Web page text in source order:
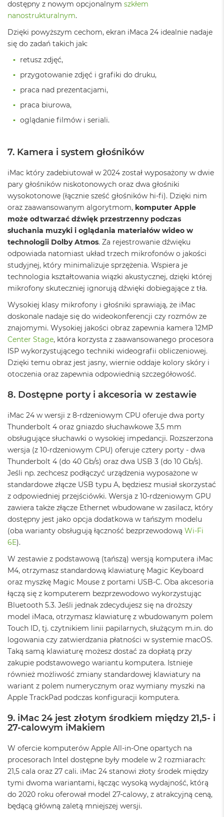
A
r
M
4
M
c
o
o
A
3
M
a
c
o
o
k
A
r
M
2
a
B
o
o
k
i
r
3
M
c
B
o
o
k
A
i
r
5
W
ł
u
g
k
o
l
o
r
u
M
c
B
o
o
A
r
ł
ę
i
t
n
y
dostępny z nowym opcjonalnym szkłem
nanostrukturalnym.
Dzięki powyższym cechom, ekran iMaca 24 idealnie nadaje
się do zadań takich jak:
retusz zdjęć,
przygotowanie zdjęć i grafiki do druku,
praca nad prezentacjami,
praca biurowa,
oglądanie filmów i seriali.
7. Kamera i system głośników
iMac który zadebiutował w 2024 został wyposażony w dwie
pary głośników niskotonowych oraz dwa głośniki
wysokotonowe (łącznie sześć głośników hi-fi). Dzięki nim
oraz zaawansowanym algorytmom, komputer Apple
może odtwarzać dźwięk przestrzenny podczas
słuchania muzyki i oglądania materiałów wideo w
technologii Dolby Atmos. Za rejestrowanie dźwięku
odpowiada natomiast układ trzech mikrofonów o jakości
studyjnej, który minimalizuje sprzężenia. Wspiera je
technologia kształtowania wiązki akustycznej, dzięki której
mikrofony skuteczniej ignorują dźwięki dobiegające z tła.
Wysokiej klasy mikrofony i głośniki sprawiają, że iMac
doskonale nadaje się do wideokonferencji czy rozmów ze
znajomymi. Wysokiej jakości obraz zapewnia kamera 12MP
Center Stage, która korzysta z zaawansowanego procesora
ISP wykorzystującego techniki wideografii obliczeniowej.
Dzięki temu obraz jest jasny, wiernie oddaje kolory skóry i
otoczenia oraz zapewnia odpowiednią szczegółowość.
8. Dostępne porty i akcesoria w zestawie
iMac 24 w wersji z 8-rdzeniowym CPU oferuje dwa porty
Thunderbolt 4 oraz gniazdo słuchawkowe 3,5 mm
obsługujące słuchawki o wysokiej impedancji. Rozszerzona
wersja (z 10-rdzeniowym CPU) oferuje cztery porty - dwa
Thunderbolt 4 (do 40 Gb/s) oraz dwa USB 3 (do 10 Gb/s).
Jeśli np. zechcesz podłączyć urządzenia wyposażone w
standardowe złącze USB typu A, będziesz musiał skorzystać
z odpowiedniej przejściówki. Wersja z 10-rdzeniowym GPU
zawiera także złącze Ethernet wbudowane w zasilacz, który
dostępny jest jako opcja dodatkowa w tańszym modelu
(oba warianty obsługują łączność bezprzewodową Wi-Fi
6E).
W zestawie z podstawową (tańszą) wersją komputera iMac
M4, otrzymasz standardową klawiaturę Magic Keyboard
oraz myszkę Magic Mouse z portami USB-C. Oba akcesoria
łączą się z komputerem bezprzewodowo wykorzystując
Bluetooth 5.3. Jeśli jednak zdecydujesz się na droższy
model iMaca, otrzymasz klawiaturę z wbudowanym polem
Touch ID, tj. czytnikiem linii papilarnych, służącym m.in. do
logowania czy zatwierdzania płatności w systemie macOS.
Taką samą klawiaturę możesz dostać za dopłatą przy
zakupie podstawowego wariantu komputera. Istnieje
również możliwość zmiany standardowej klawiatury na
wariant z polem numerycznym oraz wymiany myszki na
Apple TrackPad podczas konfiguracji komputera.
9. iMac 24 jest złotym środkiem między 21,5- i
27-calowym iMakiem
W ofercie komputerów Apple All-in-One opartych na
procesorach Intel dostępne były modele w 2 rozmiarach:
21,5 cala oraz 27 cali. iMac 24 stanowi złoty środek między
tymi dwoma wariantami, łącząc wysoką wydajność, którą
do 2020 roku oferował model 27-calowy, z atrakcyjną ceną,
będącą główną zaletą mniejszej wersji.